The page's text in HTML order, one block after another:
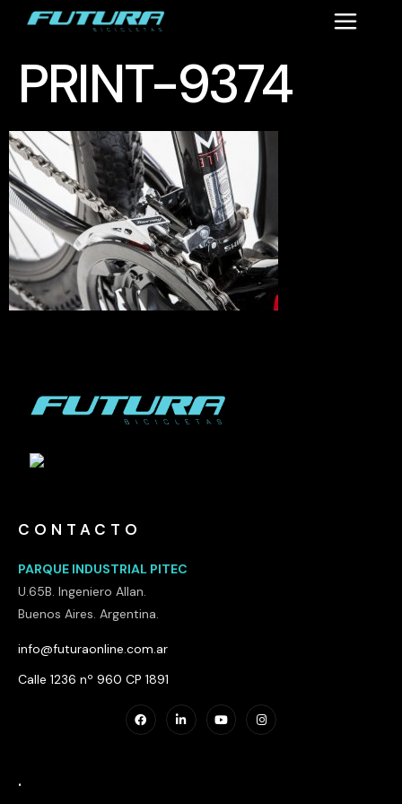
PRINT-9374
CONTACTO
PARQUE INDUSTRIAL PITEC
U.65B. Ingeniero Allan.
Buenos Aires. Argentina.
info@futuraonline.com.ar
Calle 1236 nº 960 CP 1891
.